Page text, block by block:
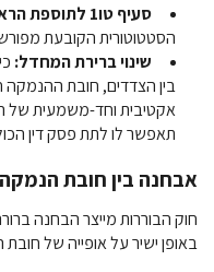
סעיף טו1 לתוספת הראשונה:
הסטטוטורית הקובעת
שינוי ברירת המחדל:
בין הצדדים, חובת
אקטיבית וחד-משמעית של
תאפשר לו לתת פסק דין
אבחנה בין חובת הנמקה
חוק הבוררות מייצר הבחנה
באופן ישיר על אופייה של